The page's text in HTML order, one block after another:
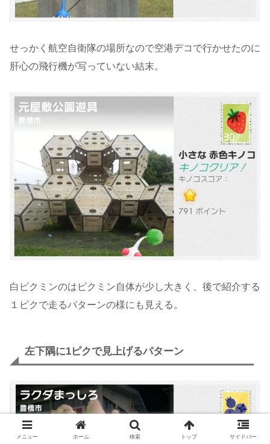
せっかく航空自衛隊の場所なので空港デコで行かせたのに
肝心の飛行機が写っていない結末。
白ピクミンのはピクミン自体が少し大きく、後で紹介する
１ピクで走るパターンの様にも見える。
左下隅に1ピクで見上げるパターン
メニュー ホーム 検索 トップ サイドバー